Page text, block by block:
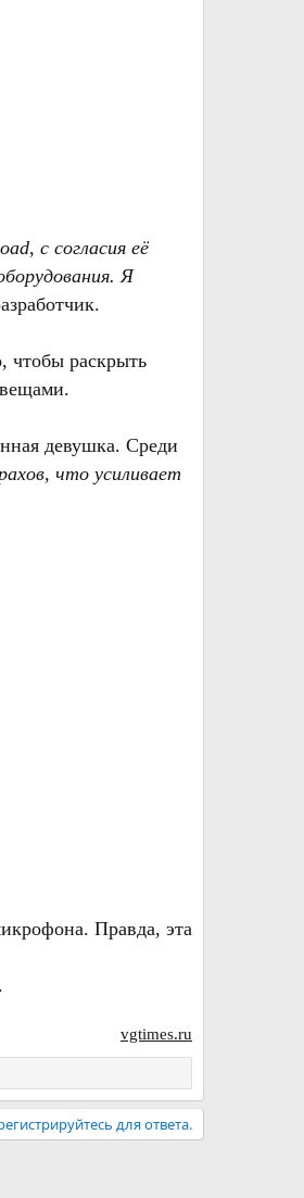
с согласия её
Я
чтобы раскрыть
девушка. Среди
что усиливает
Правда, эта
vgtimes.ru
для ответа.